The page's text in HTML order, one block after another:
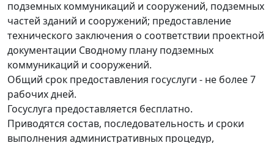
подземных коммуникаций и сооружений, подземных
частей зданий и сооружений; предоставление
технического заключения о соответствии проектной
документации Сводному плану подземных
коммуникаций и сооружений.
Общий срок предоставления госуслуги - не более 7
рабочих дней.
Госуслуга предоставляется бесплатно.
Приводятся состав, последовательность и сроки
выполнения административных процедур,